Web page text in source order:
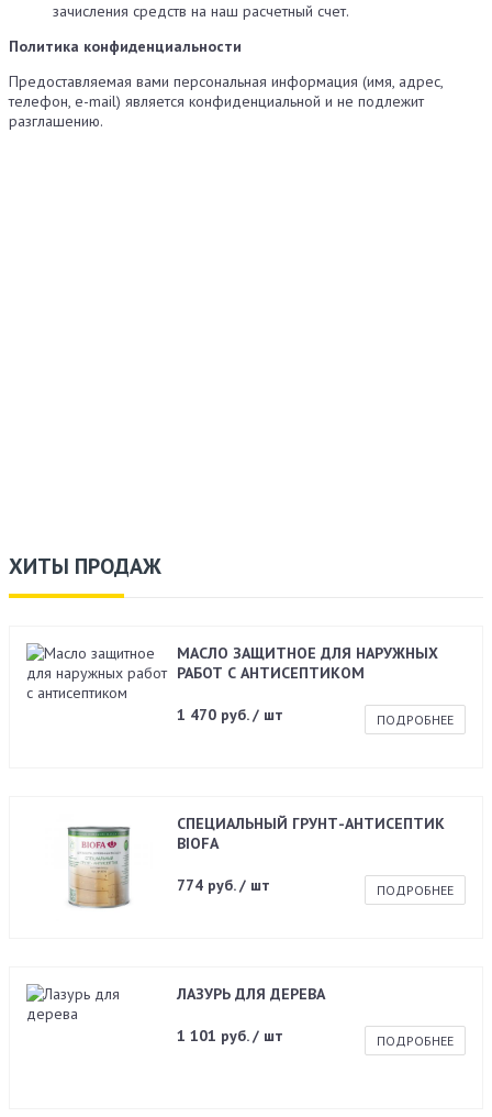
ХИТЫ ПРОДАЖ
МАСЛО ЗАЩИТНОЕ ДЛЯ НАРУЖНЫХ
РАБОТ С АНТИСЕПТИКОМ
1 470 руб. / шт ПОДРОБНЕЕ
СПЕЦИАЛЬНЫЙ ГРУНТ-АНТИСЕПТИК
BIOFA
774 руб. / шт ПОДРОБНЕЕ
ЛАЗУРЬ ДЛЯ ДЕРЕВА
1 101 руб. / шт ПОДРОБНЕЕ
зачисления средств на наш расчетный счет.
Политика конфиденциальности
Предоставляемая вами персональная информация (имя, адрес,
телефон, e-mail) является конфиденциальной и не подлежит
разглашению.